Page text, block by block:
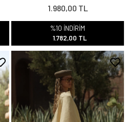
1.980,00 TL
%10 İNDİRİM
1.782,00 TL